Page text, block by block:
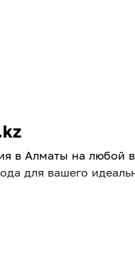
в Алматы на любой
для вашего
очень легко! Мы